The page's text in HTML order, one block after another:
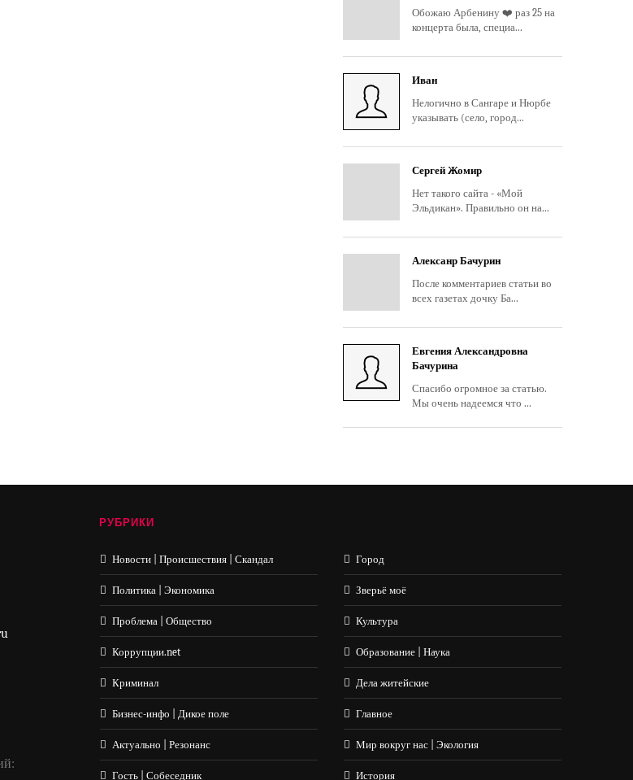
Обожаю Арбенину ❤️ раз 25 на
концерта была, специа...
Иван
Нелогично в Сангаре и Нюрбе
указывать (село, город...
Сергей Жомир
Нет такого сайта - «Мой
Эльдикан». Правильно он на...
Алексанр Бачурин
После комментариев статьи во
всех газетах дочку Ба...
Евгения Александровна
Бачурина
Спасибо огромное за статью.
Мы очень надеемся что ...
РУБРИКИ
Новости | Происшествия | Скандал
Политика | Экономика
Проблема | Общество
Коррупции.net
Криминал
Бизнес-инфо | Дикое поле
Актуально | Резонанс
Гость | Собеседник
Город
Зверьё моё
Культура
Образование | Наука
Дела житейские
Главное
Мир вокруг нас | Экология
История